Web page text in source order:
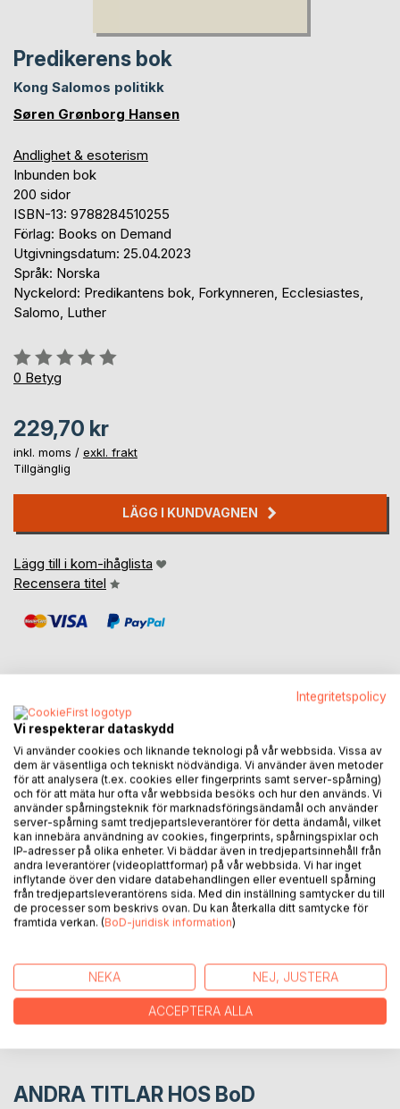
Predikerens bok
Kong Salomos politikk
Søren Grønborg Hansen
Andlighet & esoterism
Inbunden bok
200 sidor
ISBN-13: 9788284510255
Förlag: Books on Demand
Utgivningsdatum: 25.04.2023
Språk: Norska
Nyckelord: Predikantens bok, Forkynneren, Ecclesiastes,
Salomo, Luther
Betyg::
0%
0 Betyg
229,70 kr
inkl. moms / exkl. frakt
Tillgänglig
LÄGG I KUNDVAGNEN
Lägg till i kom-ihåglista
Recensera titel
BESKRIVNING
Predikerens bok tilhører Det gamle testamentes bøker i
Bibelen. Den kalles også Predikantens bok eller
Forkynneren, og på latin: Ecclesiastes. Den er skrevet av
kong Salomo.
FÖRFATTARE
KOMMENTARER I PRESSEN
RECENSIONER
ANDRA TITLAR HOS BoD
Integritetspolicy
Vi respekterar dataskydd
Vi använder cookies och liknande teknologi på vår webbsida. Vissa av
dem är väsentliga och tekniskt nödvändiga. Vi använder även metoder
för att analysera (t.ex. cookies eller fingerprints samt server-spårning)
och för att mäta hur ofta vår webbsida besöks och hur den används. Vi
använder spårningsteknik för marknadsföringsändamål och använder
server-spårning samt tredjepartsleverantörer för detta ändamål, vilket
kan innebära användning av cookies, fingerprints, spårningspixlar och
IP-adresser på olika enheter. Vi bäddar även in tredjepartsinnehåll från
andra leverantörer (videoplattformar) på vår webbsida. Vi har inget
inflytande över den vidare databehandlingen eller eventuell spårning
från tredjepartsleverantörens sida. Med din inställning samtycker du till
de processer som beskrivs ovan. Du kan återkalla ditt samtycke för
framtida verkan. (BoD-juridisk information)
NEKA NEJ, JUSTERA
ACCEPTERA ALLA